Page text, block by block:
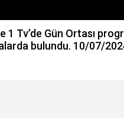
1 Tv’de Gün Ortası
bulundu. 10/07/